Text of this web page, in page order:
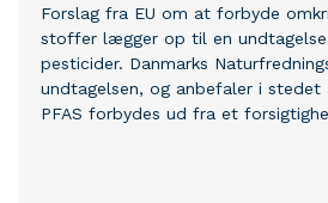
Forslag fra EU om at forbyde
stoffer lægger op til en
pesticider. Danmarks
undtagelsen, og anbefaler i
PFAS forbydes ud fra et